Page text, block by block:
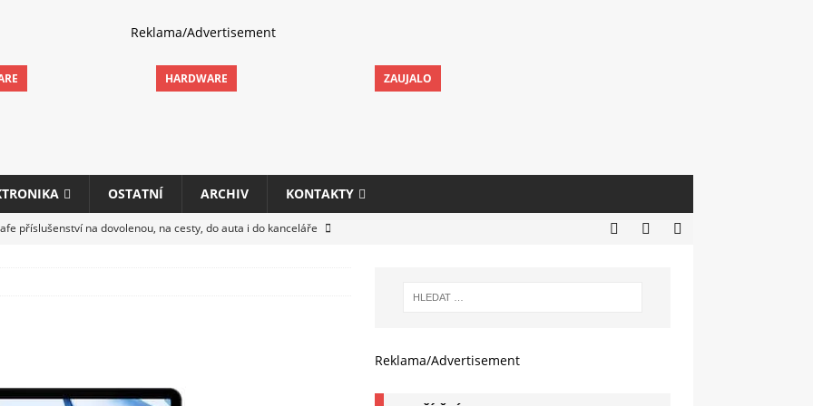
Reklama/Advertisement
OSTATNÍ ARCHIV KONTAKTY
příslušenství na dovolenou, na cesty, do auta i do kanceláře
COMPUTEX 2025 představí nové příslušenství pro hráče,
HARDWARE
Reklama/Advertisement
ZAUJALO